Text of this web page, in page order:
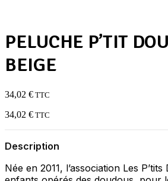
PELUCHE P’TIT
BEIGE
34,02 € TTC
34,02 € TTC
Description
Née en 2011, l’association Les